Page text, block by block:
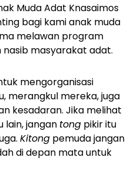
Muda Adat Knasaimos
bagi kami anak muda
melawan program
masyarakat adat.
mengorganisasi
merangkul mereka, juga
kesadaran. Jika melihat
lain, jangan tong pikir itu
Kitong pemuda jangan
di depan mata untuk